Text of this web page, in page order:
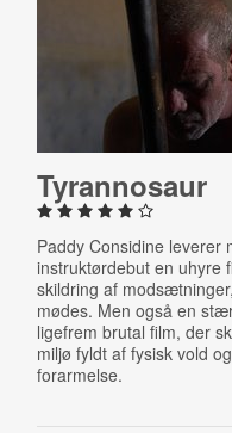
Tyr­an­no­saur
Paddy Considine leverer
instruktørdebut en uhyre
skildring af
mødes. Men også en
ligefrem brutal film, der
miljø fyldt af fysisk vold
forarmelse.